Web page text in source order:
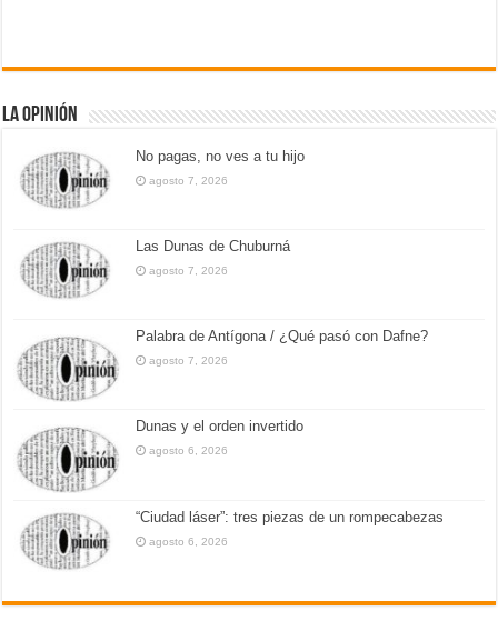
La Opinión
No pagas, no ves a tu hijo
agosto 7, 2026
Las Dunas de Chuburná
agosto 7, 2026
Palabra de Antígona / ¿Qué pasó con Dafne?
agosto 7, 2026
Dunas y el orden invertido
agosto 6, 2026
“Ciudad láser”: tres piezas de un rompecabezas
agosto 6, 2026